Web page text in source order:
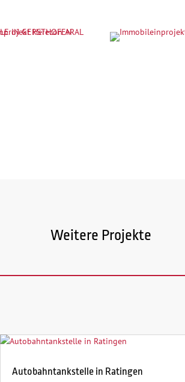
Weitere Projekte
Autobahntankstelle in Ratingen